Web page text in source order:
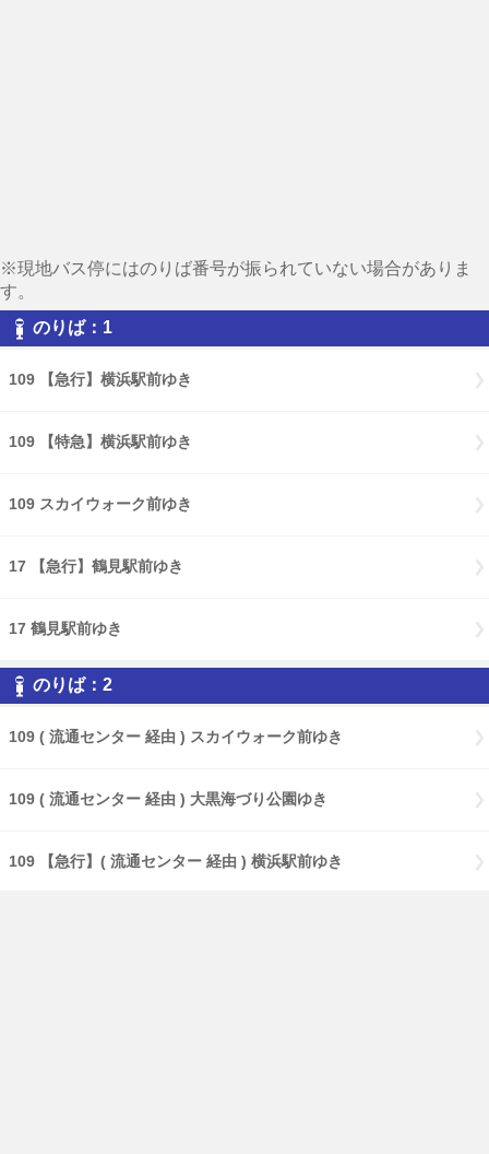
※現地バス停にはのりば番号が振られていない場合がありま
す。
のりば：1
109 【急行】横浜駅前ゆき
109 【特急】横浜駅前ゆき
109 スカイウォーク前ゆき
17 【急行】鶴見駅前ゆき
17 鶴見駅前ゆき
のりば：2
109 ( 流通センター 経由 ) スカイウォーク前ゆき
109 ( 流通センター 経由 ) 大黒海づり公園ゆき
109 【急行】( 流通センター 経由 ) 横浜駅前ゆき